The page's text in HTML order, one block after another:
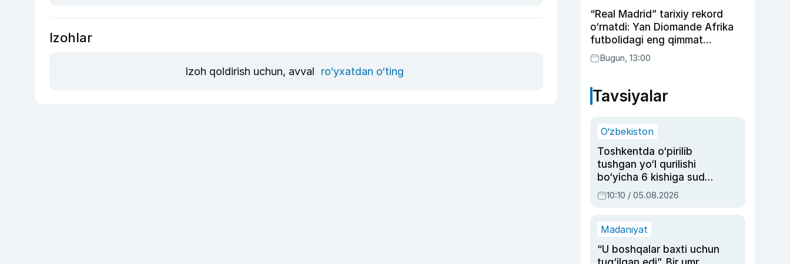
Izohlar
Izoh qoldirish uchun, avval ro‘yxatdan o‘ting
“Real Madrid” tarixiy rekord
o‘rnatdi: Yan Diomande Afrika
futbolidagi eng qimmat
transferga aylandi
Bugun, 13:00
Tavsiyalar
O‘zbekiston
Toshkentda o‘pirilib
tushgan yo‘l qurilishi
bo‘yicha 6 kishiga sud
hukmi o‘qildi
10:10 / 05.08.2026
Madaniyat
“U boshqalar baxti uchun